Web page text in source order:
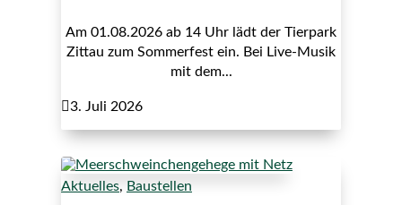
Am 01.08.2026 ab 14 Uhr lädt der Tierpark
Zittau zum Sommerfest ein. Bei Live-Musik
mit dem...
3. Juli 2026
Aktuelles, Baustellen